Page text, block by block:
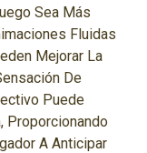
Sea Más
Fluidas
Mejorar La
De
Puede
Proporcionando
A Anticipar